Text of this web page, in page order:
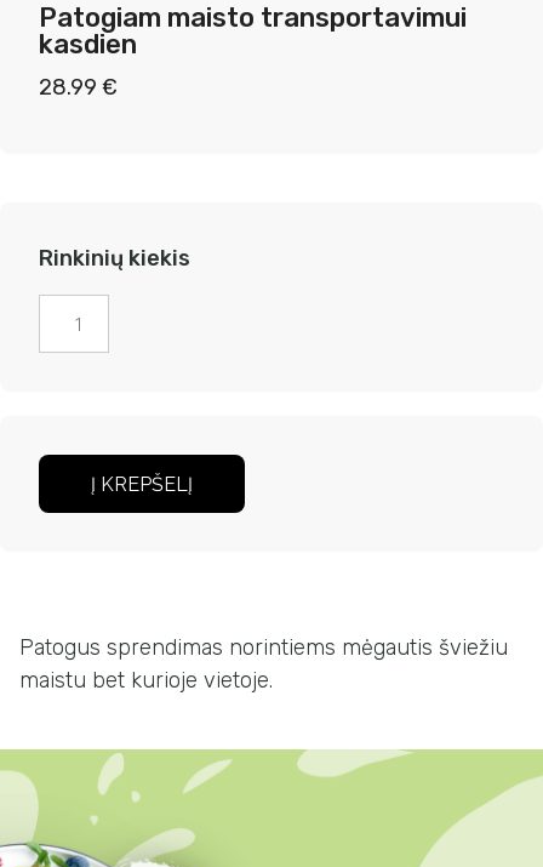
Patogiam maisto transportavimui
kasdien
28.99 €
Rinkinių kiekis
kiekis:
Patogiam
Į KREPŠELĮ
Patogus sprendimas norintiems mėgautis šviežiu
maistu bet kurioje vietoje.